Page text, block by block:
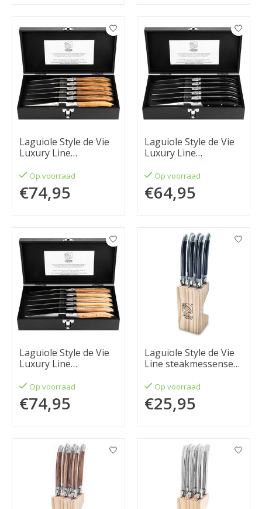
Laguiole Style de Vie
Luxury Line
delig olijfhout
Op voorraad
€74,95
Laguiole Style de Vie
Luxury Line
delig zwart pakkahout
Op voorraad
€64,95
Laguiole Style de Vie
Luxury Line
delig, eikenhout
Op voorraad
€74,95
Laguiole Style de Vie
Line steakmessenset
Op voorraad
€25,95